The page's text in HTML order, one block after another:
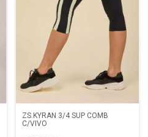
ZS.KYRAN 3/4 SUP COMB
C/VIVO